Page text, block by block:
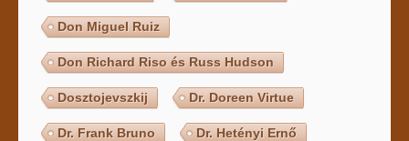
Don Miguel Ruiz
Don Richard Riso és Russ Hudson
Dosztojevszkij Dr. Doreen Virtue
Dr. Frank Bruno Dr. Hetényi Ernő